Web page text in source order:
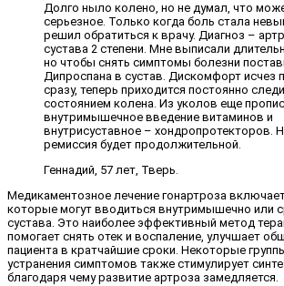
Долго ныло колено, но не думал, что
серьезное. Только когда боль стала
решил обратиться к врачу. Диагноз –
сустава 2 степени. Мне выписали
но чтобы снять симптомы болезни
Дипроспана в сустав. Дискомфорт исчез
сразу, теперь приходится постоянно
состоянием колена. Из уколов еще
внутримышечное введение витаминов и
внутрисуставное – хондропротекторов.
ремиссия будет продолжительной.
Геннадий, 57 лет, Тверь.
Медикаментозное лечение гонартроза
которые могут вводиться внутримышечно или
сустава. Это наиболее эффективный метод
помогает снять отек и воспаление, улучшает
пациента в кратчайшие сроки. Некоторые
устранения симптомов также стимулирует
благодаря чему развитие артроза замедляется.